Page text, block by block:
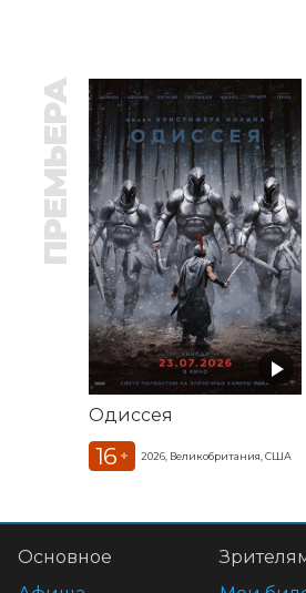
ПРЕМЬЕРА
Одиссея
16 + 2026, Великобритания, США
Основное